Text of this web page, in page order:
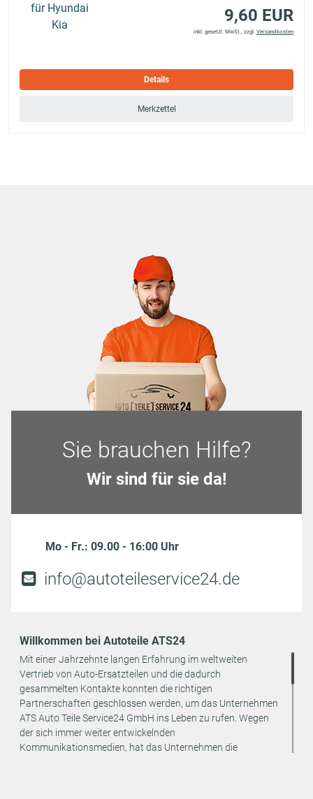
9,60 EUR
inkl. gesetzl. MwSt., zzgl. Versandkosten
Details
Merkzettel
Sie brauchen Hilfe?
Wir sind für sie da!
Mo - Fr.: 09.00 - 16:00 Uhr
info@autoteileservice24.de
Willkommen bei Autoteile ATS24
Mit einer Jahrzehnte langen Erfahrung im weltweiten
Vertrieb von Auto-Ersatzteilen und die dadurch
gesammelten Kontakte konnten die richtigen
Partnerschaften geschlossen werden, um das Unternehmen
ATS Auto Teile Service24 GmbH ins Leben zu rufen. Wegen
der sich immer weiter entwickelnden
Kommunikationsmedien, hat das Unternehmen die